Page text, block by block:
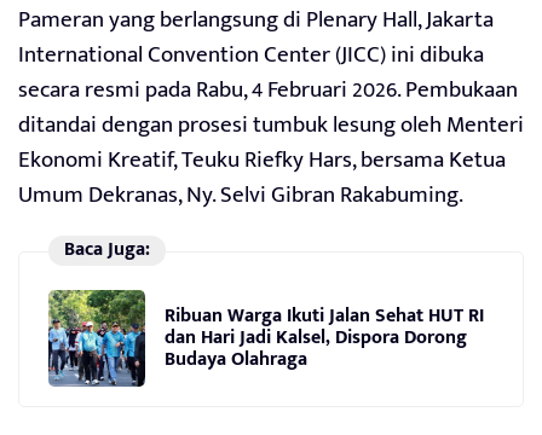
Pameran yang berlangsung di Plenary Hall, Jakarta
International Convention Center (JICC) ini dibuka
secara resmi pada Rabu, 4 Februari 2026. Pembukaan
ditandai dengan prosesi tumbuk lesung oleh Menteri
Ekonomi Kreatif, Teuku Riefky Hars, bersama Ketua
Umum Dekranas, Ny. Selvi Gibran Rakabuming.
Baca Juga:
Ribuan Warga Ikuti Jalan Sehat HUT RI
dan Hari Jadi Kalsel, Dispora Dorong
Budaya Olahraga